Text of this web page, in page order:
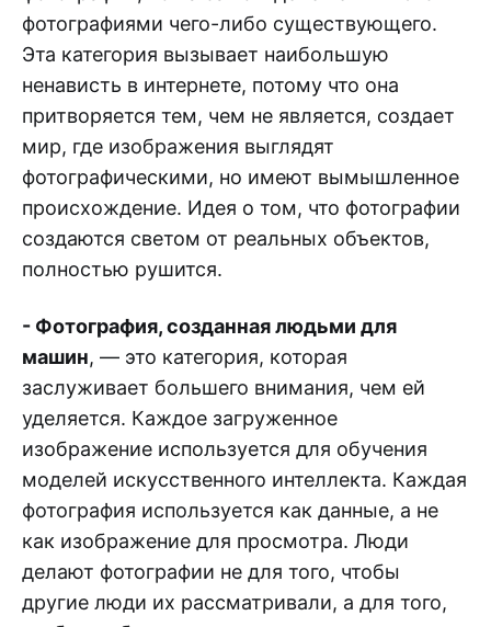
фотографиями чего-либо существующего.
Эта категория вызывает наибольшую
ненависть в интернете, потому что она
притворяется тем, чем не является, создает
мир, где изображения выглядят
фотографическими, но имеют вымышленное
происхождение. Идея о том, что фотографии
создаются светом от реальных объектов,
полностью рушится.
- Фотография, созданная людьми для
машин, — это категория, которая
заслуживает большего внимания, чем ей
уделяется. Каждое загруженное
изображение используется для обучения
моделей искусственного интеллекта. Каждая
фотография используется как данные, а не
как изображение для просмотра. Люди
делают фотографии не для того, чтобы
другие люди их рассматривали, а для того,